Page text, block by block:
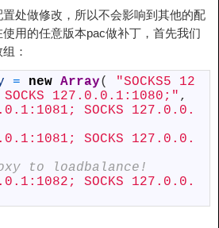
处做修改，所以不会影响到其他的配
用的任意版本pac做补丁，首先我们
：
= new Array(
"SOCKS5 12
127.0.0.1:1080;" ,
SOCKS 127.0.0.
SOCKS 127.0.0.
to loadbalance!
SOCKS 127.0.0.